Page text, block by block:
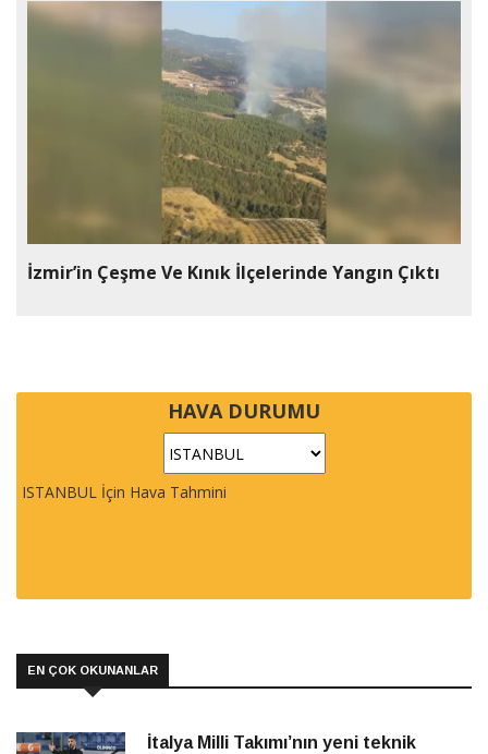
İzmir’in Çeşme Ve Kınık İlçelerinde Yangın Çıktı
HAVA DURUMU
ISTANBUL İçin Hava Tahmini
EN ÇOK OKUNANLAR
İtalya Milli Takımı’nın yeni teknik